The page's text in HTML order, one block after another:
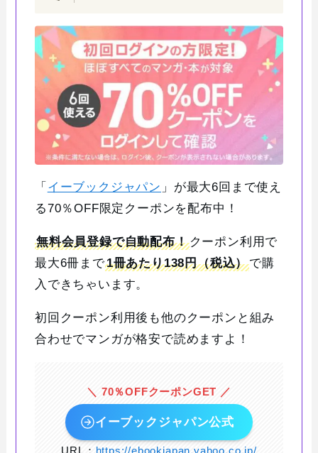
「 イーブックジャパン 」が最大6回まで使え
る70％OFF限定クーポンを配布中！
無料会員登録で自動配布！クーポン利用で
最大6冊まで1冊あたり138円（税込）で購
入できちゃいます。
初回クーポン利用後も他のクーポンと組み
合わせでマンガが格安で読めますよ！
＼ 70％OFFクーポンGET ／
イーブックジャパン公式
URL： https://ebookjapan.yahoo.co.jp/